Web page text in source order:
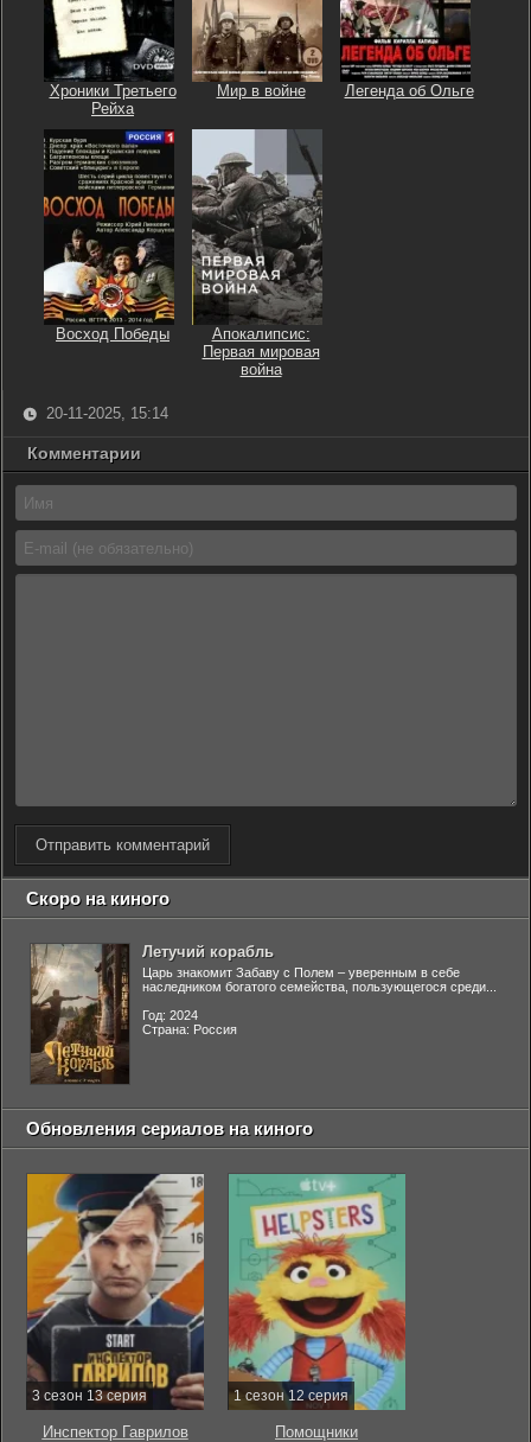
Хроники Третьего
Рейха
Мир в войне Легенда об Ольге
Восход Победы
Апокалипсис:
Первая мировая
война
20-11-2025, 15:14
Комментарии
Отправить комментарий
Скоро на киного
Летучий корабль
Царь знакомит Забаву с Полем – уверенным в себе
наследником богатого семейства, пользующегося среди...
Год: 2024
Страна: Россия
Обновления сериалов на киного
3 сезон 13 серия
Инспектор Гаврилов
1 сезон 12 серия
Помощники